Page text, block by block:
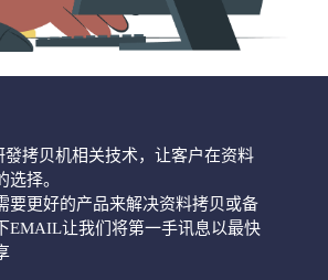
發拷贝机相关技术，让客户在资料
选择。
要更好的产品来解决资料拷贝或备
EMAIL让我们将第一手讯息以最快